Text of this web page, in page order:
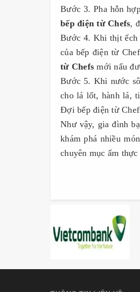
Bước 3. Pha hỗn
bếp điện từ Chefs,
Bước 4. Khi thịt ếch
của bếp điện từ
từ Chefs mới nấu
Bước 5. Khi nước
cho lá lốt, hành lá,
Đợi bếp điện từ
Như vậy, gia đình
khám phá nhiều
chuyên mục ẩm